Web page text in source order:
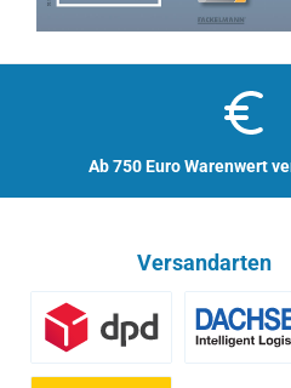
Ab 750 Euro Warenwert
Versandarten
Benutzerdefiniertes